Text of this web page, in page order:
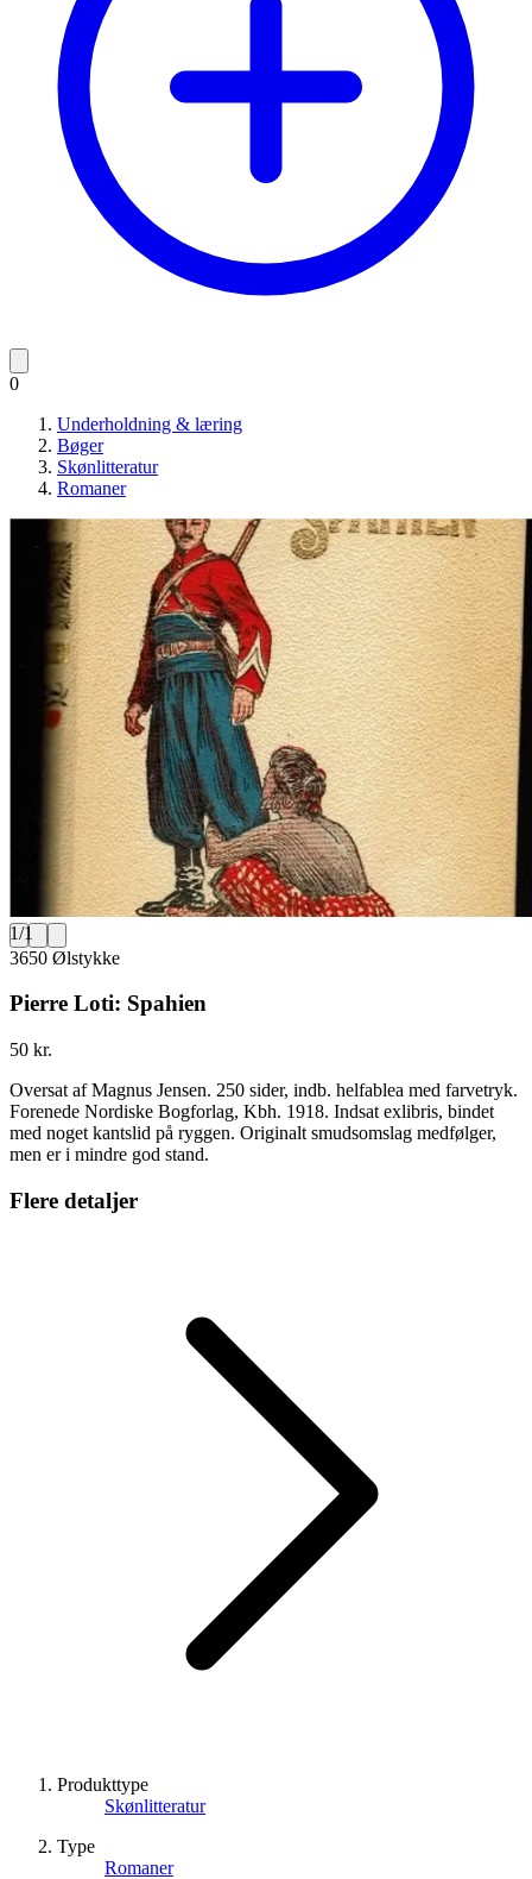
0
Underholdning & læring
Bøger
Skønlitteratur
Romaner
1/1
3650 Ølstykke
Pierre Loti: Spahien
50 kr.
Oversat af Magnus Jensen. 250 sider, indb. helfablea med farvetryk.
Forenede Nordiske Bogforlag, Kbh. 1918. Indsat exlibris, bindet
med noget kantslid på ryggen. Originalt smudsomslag medfølger,
men er i mindre god stand.
Flere detaljer
Produkttype
Skønlitteratur
Type
Romaner